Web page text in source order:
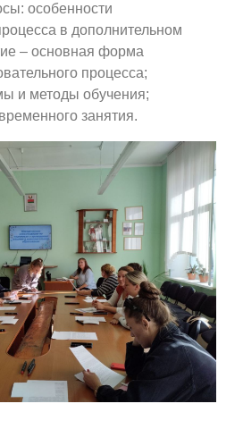
особенности
в дополнительном
– основная форма
процесса;
и методы обучения;
занятия.